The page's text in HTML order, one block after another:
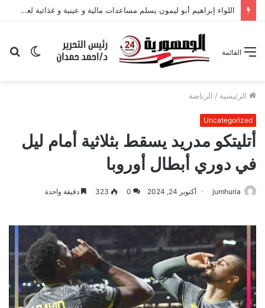
اللواء إبراهيم أبو ليمون يسلم مساعدات مالية و عينية و غذائية لعدد من الحالات المستحقة
الوضع
القائمة
الرئيسية / الرياضة
Uncategorized
أتليتكو مدريد يسقط بثلاثية أمام ليل
في دوري أبطال أوروبا
jumhuria أكتوبر 24, 2024 0
323 دقيقة واحدة